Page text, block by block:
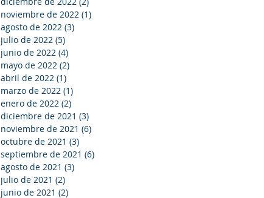
noviembre de 2022 (1)
agosto de 2022 (3)
julio de 2022 (5)
junio de 2022 (4)
mayo de 2022 (2)
abril de 2022 (1)
marzo de 2022 (1)
enero de 2022 (2)
diciembre de 2021 (3)
noviembre de 2021 (6)
octubre de 2021 (3)
septiembre de 2021 (6)
agosto de 2021 (3)
julio de 2021 (2)
junio de 2021 (2)